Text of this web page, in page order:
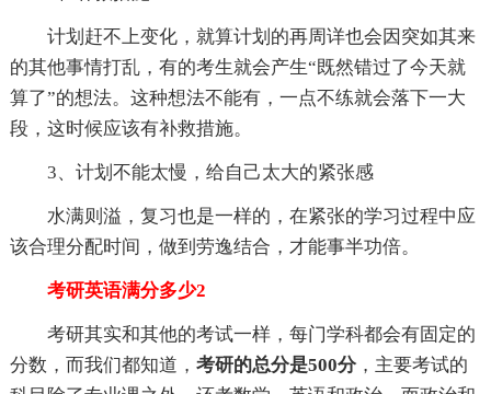
计划赶不上变化，就算计划的再周详也会因突如其来
的其他事情打乱，有的考生就会产生“既然错过了今天就
算了”的想法。这种想法不能有，一点不练就会落下一大
段，这时候应该有补救措施。
3、计划不能太慢，给自己太大的紧张感
水满则溢，复习也是一样的，在紧张的学习过程中应
该合理分配时间，做到劳逸结合，才能事半功倍。
考研英语满分多少2
考研其实和其他的考试一样，每门学科都会有固定的
分数，而我们都知道， 考研的总分是500分，主要考试的